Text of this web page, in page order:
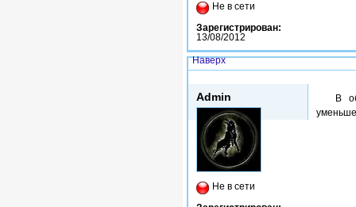
Не в сети
Зарегистрирован:
13/08/2012
Наверх
Admin
Не в сети
В